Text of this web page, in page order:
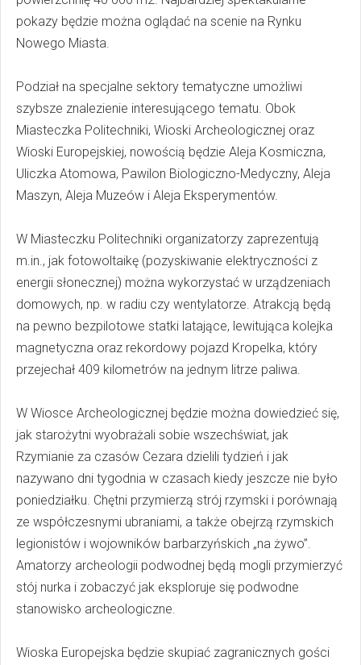
pokazy będzie można oglądać na scenie na Rynku
Nowego Miasta.
Podział na specjalne sektory tematyczne umożliwi
szybsze znalezienie interesującego tematu. Obok
Miasteczka Politechniki, Wioski Archeologicznej oraz
Wioski Europejskiej, nowością będzie Aleja Kosmiczna,
Uliczka Atomowa, Pawilon Biologiczno-Medyczny, Aleja
Maszyn, Aleja Muzeów i Aleja Eksperymentów.
W Miasteczku Politechniki organizatorzy zaprezentują
m.in., jak fotowoltaikę (pozyskiwanie elektryczności z
energii słonecznej) można wykorzystać w urządzeniach
domowych, np. w radiu czy wentylatorze. Atrakcją będą
na pewno bezpilotowe statki latające, lewitująca kolejka
magnetyczna oraz rekordowy pojazd Kropelka, który
przejechał 409 kilometrów na jednym litrze paliwa.
W Wiosce Archeologicznej będzie można dowiedzieć się,
jak starożytni wyobrażali sobie wszechświat, jak
Rzymianie za czasów Cezara dzielili tydzień i jak
nazywano dni tygodnia w czasach kiedy jeszcze nie było
poniedziałku. Chętni przymierzą strój rzymski i porównają
ze współczesnymi ubraniami, a także obejrzą rzymskich
legionistów i wojowników barbarzyńskich „na żywo”.
Amatorzy archeologii podwodnej będą mogli przymierzyć
stój nurka i zobaczyć jak eksploruje się podwodne
stanowisko archeologiczne.
Wioska Europejska będzie skupiać zagranicznych gości